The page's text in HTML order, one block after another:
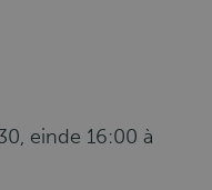
einde 16:00 à